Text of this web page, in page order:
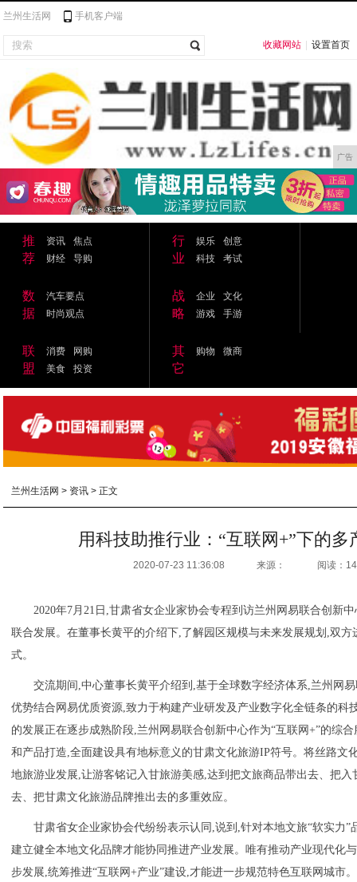
兰州生活网 手机客户端
收藏网站 设置首页
广告
推
荐
资讯
焦点
财经
导购
行
业
娱乐
创意
科技
考试
数
据
汽车要点
时尚观点
战
略
企业
文化
游戏
手游
联
盟
消费
网购
美食
投资
其
它
购物 微商
兰州生活网 > 资讯 > 正文
用科技助推行业：“互联网+”下的多
2020-07-23 11:36:08 来源： 阅读：
2020年7月21日,甘肃省女企业家协会专程到访兰州网易联合创新
联合发展。在董事长黄平的介绍下,了解园区规模与未来发展规划,双
式。
交流期间,中心董事长黄平介绍到,基于全球数字经济体系,兰州网
优势结合网易优质资源,致力于构建产业研发及产业数字化全链条的科
的发展正在逐步成熟阶段,兰州网易联合创新中心作为“互联网+”的综
和产品打造,全面建设具有地标意义的甘肃文化旅游IP符号。将丝路文
地旅游业发展,让游客铭记入甘旅游美感,达到把文旅商品带出去、把
去、把甘肃文化旅游品牌推出去的多重效应。
甘肃省女企业家协会代纷纷表示认同,说到,针对本地文旅“软实力
建立健全本地文化品牌才能协同推进产业发展。唯有推动产业现代化
步发展,统筹推进“互联网+产业”建设,才能进一步规范特色互联网城市。